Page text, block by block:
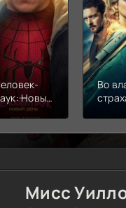
Новый
(2026)
Во
Мисс